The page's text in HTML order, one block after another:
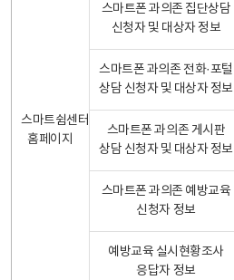
스마트쉼센터
홈페이지
스마트폰 과의존 집단상담
신청자 및 대상자 정보
스마트폰 과의존 전화·포털
상담 신청자 및 대상자 정보
스마트폰 과의존 게시판
상담 신청자 및 대상자 정보
스마트폰 과의존 예방교육
신청자 정보
예방교육 실시현황조사
응답자 정보